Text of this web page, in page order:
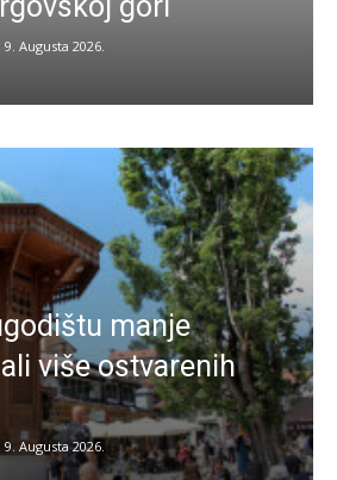
9. Augusta 2026.
manje
više ostvarenih
9. Augusta 2026.